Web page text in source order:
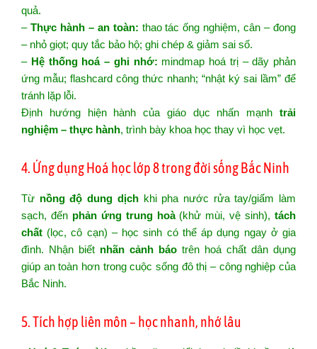
quả.
– Thực hành – an toàn: thao tác ống nghiệm, cân – đong
– nhỏ giọt; quy tắc bảo hộ; ghi chép & giảm sai số.
– Hệ thống hoá – ghi nhớ: mindmap hoá trị – dãy phản
ứng mẫu; flashcard công thức nhanh; “nhật ký sai lầm” để
tránh lặp lỗi.
Định hướng hiện hành của giáo dục nhấn mạnh trải
nghiệm – thực hành, trình bày khoa học thay vì học vẹt.
4. Ứng dụng Hoá học lớp 8 trong đời sống Bắc Ninh
Từ nồng độ dung dịchkhi pha nước rửa tay/giấm làm
sạch, đến phản ứng trung hoà(khử mùi, vệ sinh),tách
chất (lọc, cô cạn) – học sinh có thể áp dụng ngay ở gia
đình. Nhận biết nhãn cảnh báo trên hoá chất dân dụng
giúp an toàn hơn trong cuộc sống đô thị – công nghiệp của
Bắc Ninh.
5. Tích hợp liên môn – học nhanh, nhớ lâu